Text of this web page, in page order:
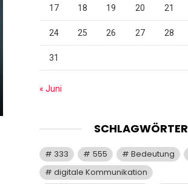
17 18 19 20 21
24 25 26 27 28
31
« Juni
SCHLAGWÖRTER
333 555 Bedeutung
digitale Kommunikation